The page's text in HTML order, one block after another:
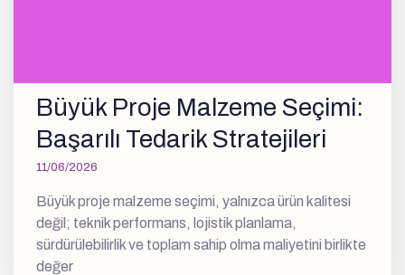
Büyük Proje Malzeme Seçimi:
Başarılı Tedarik Stratejileri
11/06/2026
Büyük proje malzeme seçimi, yalnızca ürün kalitesi
değil; teknik performans, lojistik planlama,
sürdürülebilirlik ve toplam sahip olma maliyetini birlikte
değer